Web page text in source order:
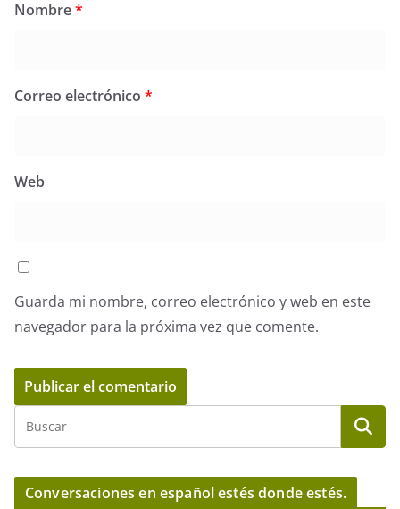
Nombre*
Correo electrónico *
Web
Guarda mi nombre, correo electrónico y web en este
navegador para la próxima vez que comente.
Conversaciones en español estés donde estés.